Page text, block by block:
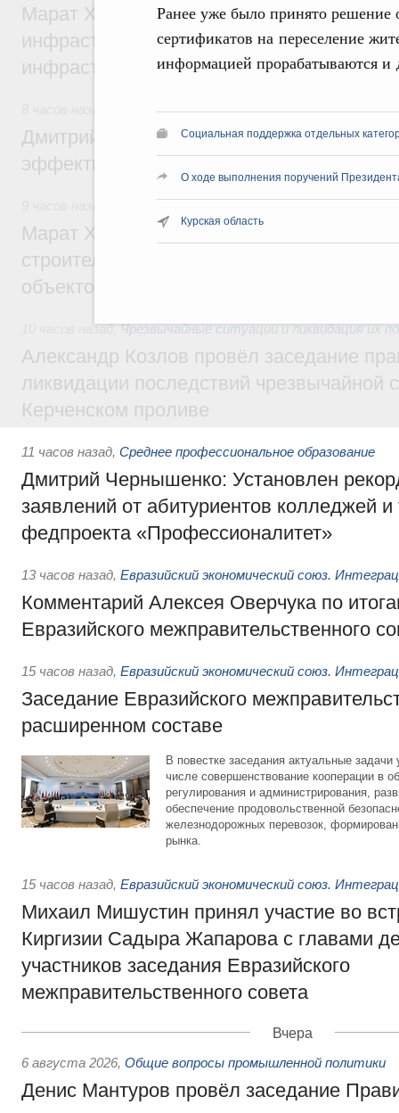
Ранее уже было принято
сертификатов на переселение
информацией прорабатываются и
Социальная поддержка отдельных
О ходе выполнения поручений
Курская область
Марат Хуснуллин: 15 объектов
инфраструктуры построили и обновили
инфраструктурным кредитам
Развитие сельских территорий
Дмитрий Патрушев: Синхронизация
эффективность поддержки сельских
Марат Хуснуллин: «Единый заказчик»
строительство и реконструкцию более
объектов
10 часов назад,Чрезвычайные ситуации и ликвидация их
Александр Козлов провёл заседание
ликвидации последствий чрезвычайной
Керченском проливе
11 часов назад, Среднее профессиональное образование
Дмитрий Чернышенко: Установлен
заявлений от абитуриентов колледжей и
федпроекта «Профессионалитет»
13 часов назад, Евразийский экономический союз.
Комментарий Алексея Оверчука по
Евразийского межправительственного
15 часов назад, Евразийский экономический союз.
Заседание Евразийского
расширенном составе
В повестке заседания актуальные задачи
числе совершенствование кооперации в
регулирования и администрирования,
обеспечение продовольственной
железнодорожных перевозок,
рынка.
15 часов назад, Евразийский экономический союз.
Михаил Мишустин принял участие во
Киргизии Садыра Жапарова с главами
участников заседания Евразийского
межправительственного совета
Вчера
6 августа 2026, Общие вопросы промышленной политики
Денис Мантуров провёл заседание